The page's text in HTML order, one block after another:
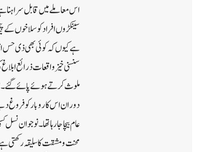
اس معاملے میں قابل سراہنا
سینکڑوں افراد کو سلاخوں کے
ہے کیوں کہ کوئی بھی ذی حس
سنسنی خیز واقعات ذرائع
ملوث کرتے ہوئے پائے گئے۔
دوران اس کاروبار کو فروغ
عام بیچا جارہا تھا۔ نوجوان
محنت و مشقت کا سلیقہ رکھتی